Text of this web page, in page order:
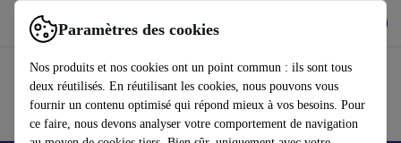
Paramètres des cookies
Nos produits et nos cookies ont un point commun : ils sont tous
deux réutilisés. En réutilisant les cookies, nous pouvons vous
fournir un contenu optimisé qui répond mieux à vos besoins. Pour
ce faire, nous devons analyser votre comportement de navigation
Utilisez refurbed rapidement et facilement